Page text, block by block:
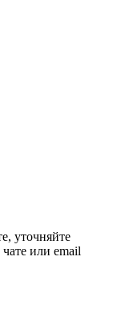
уточняйте
или email